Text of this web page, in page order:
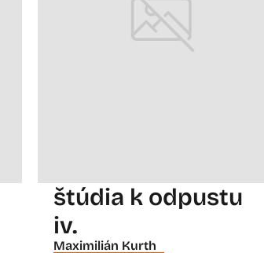
štúdia k odpustu
iv.
Maximilián Kurth